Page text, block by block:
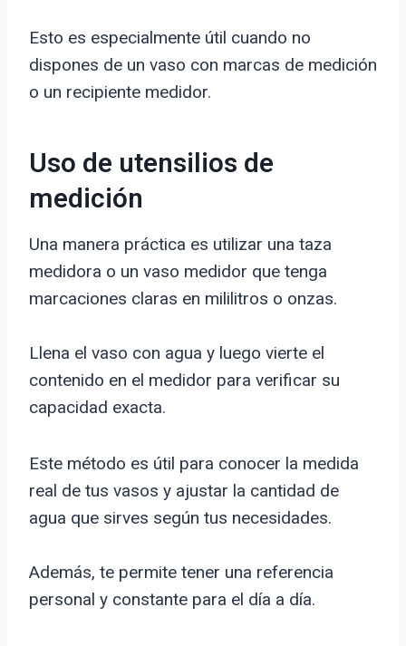
Esto es especialmente útil cuando no
dispones de un vaso con marcas de medición
o un recipiente medidor.
Uso de utensilios de
medición
Una manera práctica es utilizar una taza
medidora o un vaso medidor que tenga
marcaciones claras en mililitros o onzas.
Llena el vaso con agua y luego vierte el
contenido en el medidor para verificar su
capacidad exacta.
Este método es útil para conocer la medida
real de tus vasos y ajustar la cantidad de
agua que sirves según tus necesidades.
Además, te permite tener una referencia
personal y constante para el día a día.